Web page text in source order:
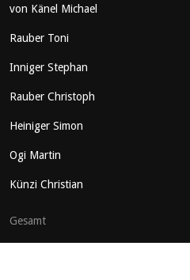
von Känel Michael
Rauber Toni
Inniger Stephan
Rauber Christoph
Heiniger Simon
Ogi Martin
Künzi Christian
Gesamt